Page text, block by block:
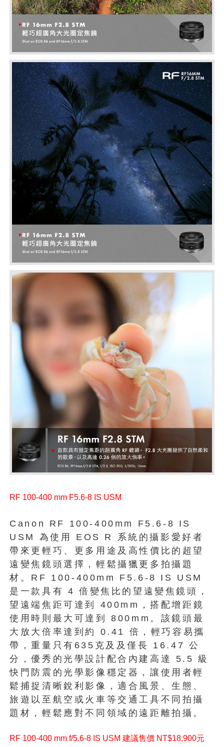
RF 100-400 mm F5.6-8 IS USM
Canon RF 100-400mm F5.6-8 IS
USM 為使用 EOS R 系統的攝影愛好者
帶來更輕巧、更多用途及高性價比的超望
遠變焦鏡頭選擇，輕鬆攝獵更多拍攝題
材。RF 100-400mm F5.6-8 IS USM
是一款具有 4 倍變焦比的望遠變焦鏡頭，
望遠端焦距可達到 400mm，搭配增距鏡
使用時則最大可達到 800mm。該鏡頭最
大放大倍率達到約 0.41 倍，輕巧容易攜
帶，重量只有635克及及僅長 16.47 公
分，優秀的光學設計配合內建高達 5.5 級
快門防震的光學影像穩定器，讓使用者輕
鬆捕捉清晰銳利影像，適合風景、生態、
旅遊以至航空或火車等交通工具不同拍攝
題材，輕鬆應對不同領域的遠距離拍攝。
RF 100-400 mm f/5.6-8 IS USM 建議售價 NT$18,900元